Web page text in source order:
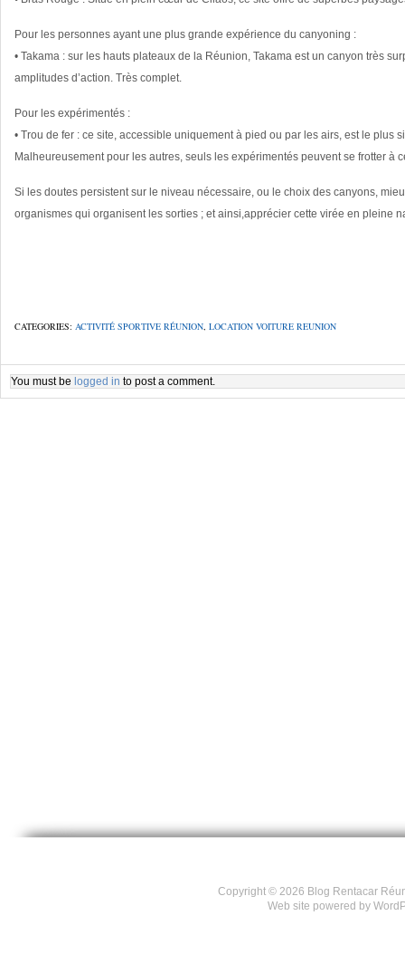
Pour les personnes ayant une plus grande expérience du canyoning :
• Takama : sur les hauts plateaux de la Réunion, Takama est un canyon très
amplitudes d’action. Très complet.
Pour les expérimentés :
• Trou de fer : ce site, accessible uniquement à pied ou par les airs, est le plus
Malheureusement pour les autres, seuls les expérimentés peuvent se frotter à
Si les doutes persistent sur le niveau nécessaire, ou le choix des canyons,
organismes qui organisent les sorties ; et ainsi,apprécier cette virée en pleine
CATEGORIES: ACTIVITÉ SPORTIVE RÉUNION, LOCATION VOITURE REUNION
You must be logged in to post a comment.
Copyright © 2026 Blog Rentacar
Web site powered by